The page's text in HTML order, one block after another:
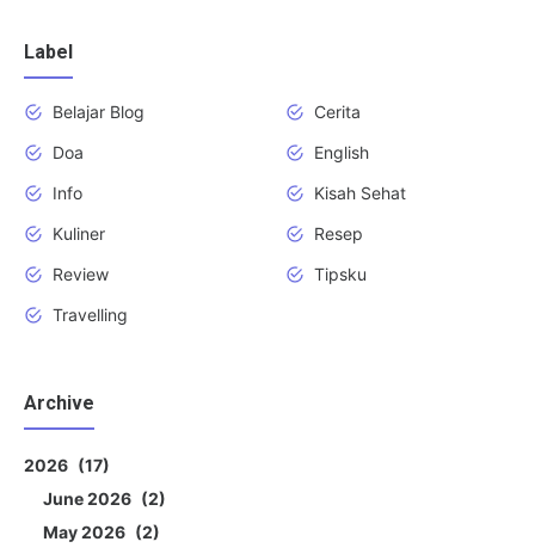
Label
Belajar Blog
Cerita
Doa
English
Info
Kisah Sehat
Kuliner
Resep
Review
Tipsku
Travelling
Archive
2026
17
June 2026
2
May 2026
2